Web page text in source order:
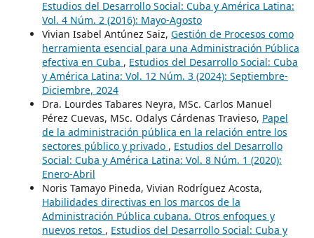
Estudios del Desarrollo Social: Cuba y América Latina:
Vol. 4 Núm. 2 (2016): Mayo-Agosto
Vivian Isabel Antúnez Saiz, Gestión de Procesos como
herramienta esencial para una Administración Pública
efectiva en Cuba , Estudios del Desarrollo Social: Cuba
y América Latina: Vol. 12 Núm. 3 (2024): Septiembre-
Diciembre, 2024
Dra. Lourdes Tabares Neyra, MSc. Carlos Manuel
Pérez Cuevas, MSc. Odalys Cárdenas Travieso, Papel
de la administración pública en la relación entre los
sectores público y privado , Estudios del Desarrollo
Social: Cuba y América Latina: Vol. 8 Núm. 1 (2020):
Enero-Abril
Noris Tamayo Pineda, Vivian Rodríguez Acosta,
Habilidades directivas en los marcos de la
Administración Pública cubana. Otros enfoques y
nuevos retos , Estudios del Desarrollo Social: Cuba y